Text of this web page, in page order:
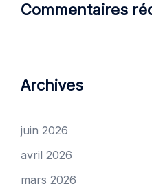
Commentaires
Archives
juin 2026
avril 2026
mars 2026